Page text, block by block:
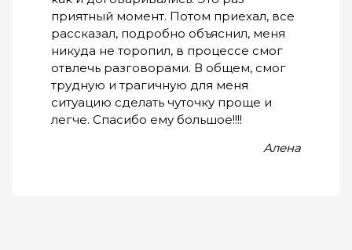
приятный момент. Потом приехал, все
рассказал, подробно объяснил, меня
никуда не торопил, в процессе смог
отвлечь разговорами. В общем, смог
трудную и трагичную для меня
ситуацию сделать чуточку проще и
легче. Спасибо ему большое!!!!
Алена